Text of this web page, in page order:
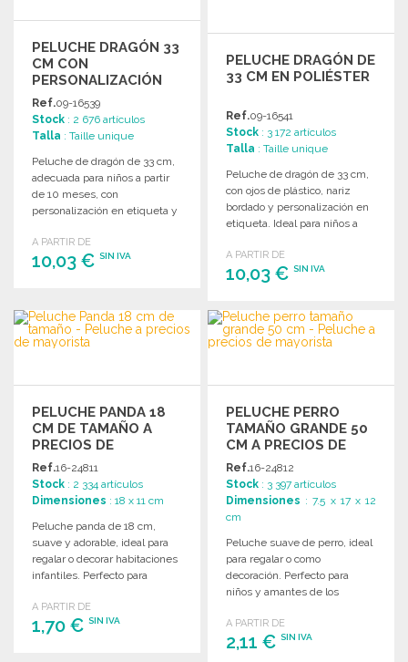
PELUCHE DRAGÓN 33
CM CON
PERSONALIZACIÓN
Ref.09-16539
Stock : 2 676 artículos
Talla : Taille unique
Peluche de dragón de 33 cm,
adecuada para niños a partir
de 10 meses, con
personalización en etiqueta y
A PARTIR DE
10,03 € SIN IVA
Solicitar un presupuesto
PELUCHE DRAGÓN DE
33 CM EN POLIÉSTER
Ref.09-16541
Stock : 3 172 artículos
Talla : Taille unique
Peluche de dragón de 33 cm,
con ojos de plástico, nariz
bordado y personalización en
etiqueta. Ideal para niños a
A PARTIR DE
10,03 €SIN IVA
PEDIR
Solicitar un presupuesto
PELUCHE PANDA 18
CM DE TAMAÑO A
PRECIOS DE
MAYORISTA
Ref.16-24811
Stock : 2 334 artículos
Dimensiones : 18 x 11 cm
Peluche panda de 18 cm,
suave y adorable, ideal para
regalar o decorar habitaciones
infantiles. Perfecto para
A PARTIR DE
1,70 € SIN IVA
PELUCHE PERRO
TAMAÑO GRANDE 50
CM A PRECIOS DE
MAYORISTA
Ref.16-24812
Stock : 3 397 artículos
Dimensiones : 7.5 x 17 x 12
cm
Peluche suave de perro, ideal
para regalar o como
decoración. Perfecto para
niños y amantes de los
A PARTIR DE
2,11 €SIN IVA